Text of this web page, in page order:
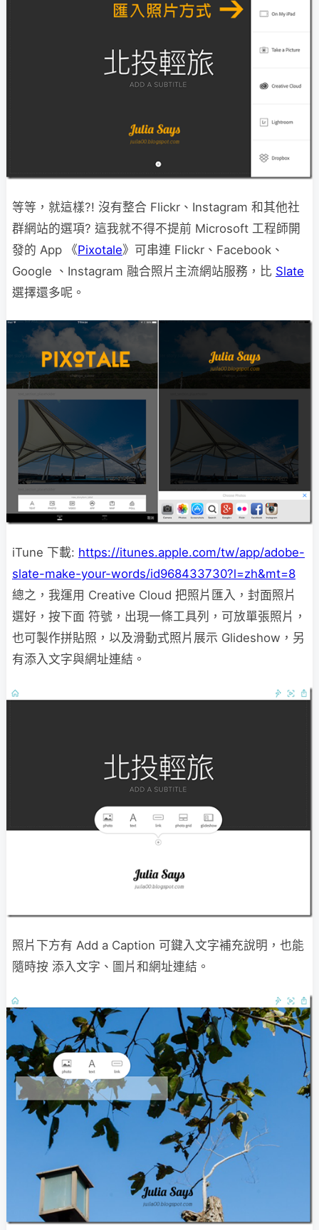
等等，就這樣?! 沒有整合 Flickr、Instagram 和其他社
群網站的選項? 這我就不得不提前 Microsoft 工程師開
發的 App 《Pixotale》可串連 Flickr、Facebook、
Google 、Instagram 融合照片主流網站服務，比 Slate
選擇還多呢。
iTune 下載: https://itunes.apple.com/tw/app/adobe-
slate-make-your-words/id968433730?l=zh&mt=8
總之，我運用 Creative Cloud 把照片匯入，封面照片
選好，按下面 符號，出現一條工具列，可放單張照片，
也可製作拼貼照，以及滑動式照片展示 Glideshow，另
有添入文字與網址連結。
照片下方有 Add a Caption 可鍵入文字補充說明，也能
隨時按 添入文字、圖片和網址連結。